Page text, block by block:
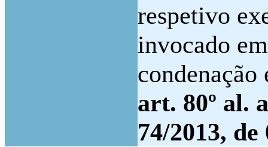
respetivo
invocado
art. 80º al.
74/2013,